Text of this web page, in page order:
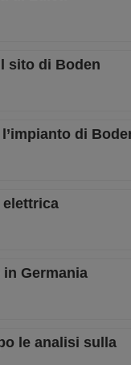
sito di Boden
di
elettrica
Germania
le analisi sulla